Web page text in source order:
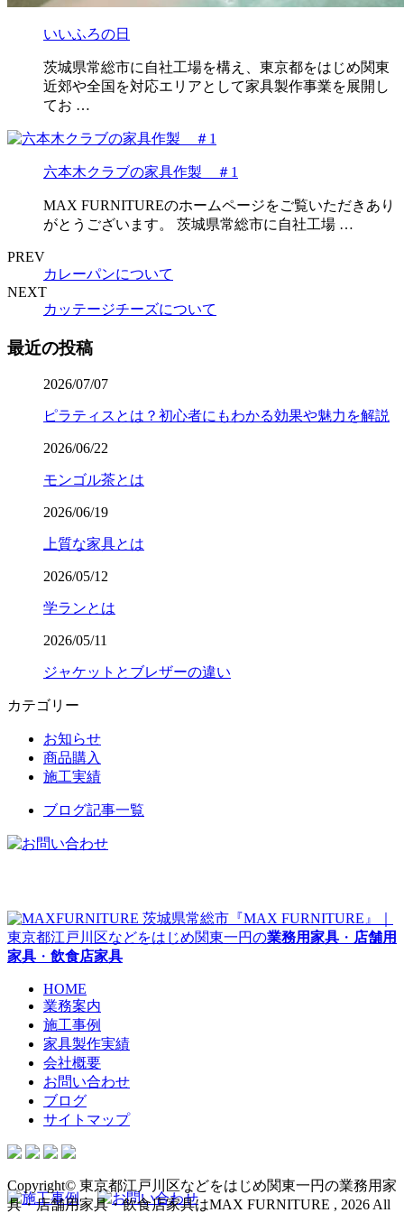
いいふろの日
茨城県常総市に自社工場を構え、東京都をはじめ関東
近郊や全国を対応エリアとして家具製作事業を展開し
てお …
六本木クラブの家具作製 ＃1
MAX FURNITUREのホームページをご覧いただきあり
がとうございます。 茨城県常総市に自社工場 …
PREV
カレーパンについて
NEXT
カッテージチーズについて
最近の投稿
2026/07/07
ピラティスとは？初心者にもわかる効果や魅力を解説
2026/06/22
モンゴル茶とは
2026/06/19
上質な家具とは
2026/05/12
学ランとは
2026/05/11
ジャケットとブレザーの違い
カテゴリー
お知らせ
商品購入
施工実績
ブログ記事一覧
茨城県常総市『MAX FURNITURE』｜
東京都江戸川区などをはじめ関東一円の業務用家具 ・ 店舗用
家具 ・ 飲食店家具
HOME
業務案内
施工事例
家具製作実績
会社概要
お問い合わせ
ブログ
サイトマップ
Copyright© 東京都江戸川区などをはじめ関東一円の業務用家
具・店舗用家具・飲食店家具はMAX FURNITURE , 2026 All